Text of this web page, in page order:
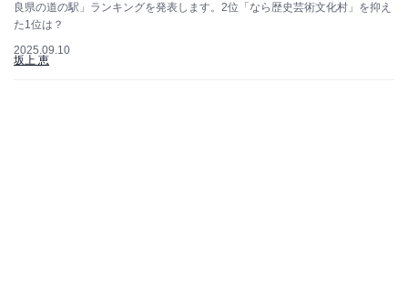
良県の道の駅」ランキングを発表します。2位「なら歴史芸術文化村」を抑え
た1位は？
2025.09.10
坂上 恵